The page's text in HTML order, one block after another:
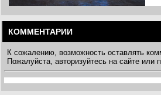
КОММЕНТАРИИ
К сожалению, возможность оставлять
Пожалуйста, авторизуйтесь на сайте